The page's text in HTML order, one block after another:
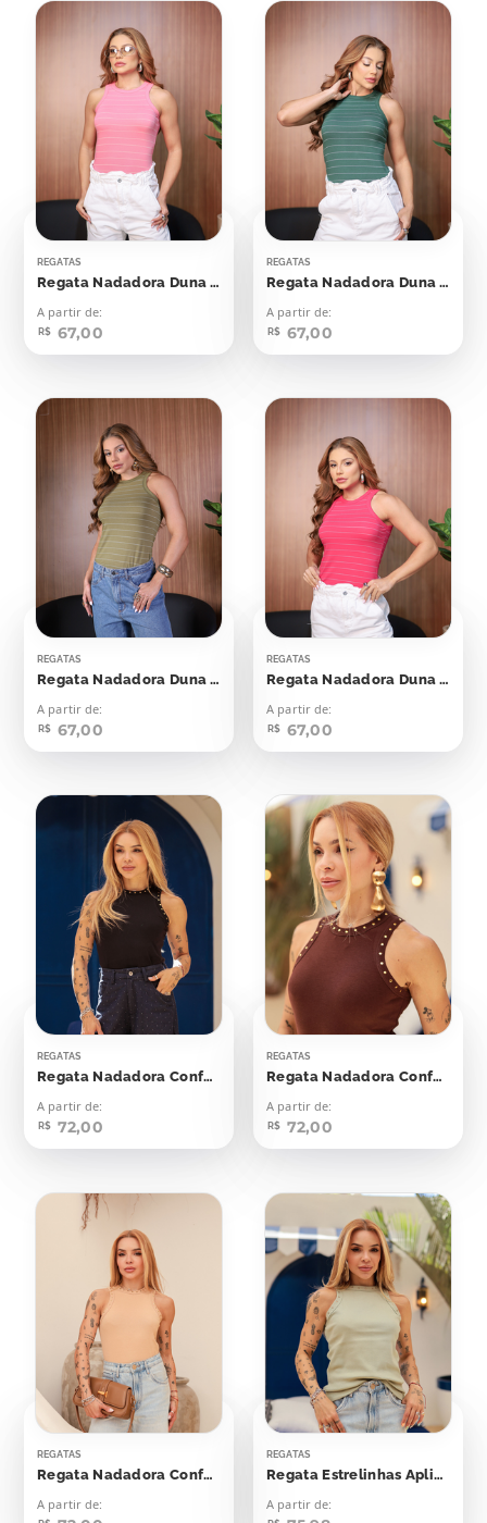
REGATAS
Regata Nadadora Duna Rosa Seco Listras Off
A partir de:
R$ 67,00
REGATAS
Regata Nadadora Duna Verde Esmeralda Com Off
A partir de:
R$ 67,00
REGATAS
Regata Nadadora Duna Verde Oriente Listras Off
A partir de:
R$ 67,00
REGATAS
Regata Nadadora Duna Viva Magenta
A partir de:
R$ 67,00
REGATAS
Regata Nadadora Confort Bolinhas Aplicação
A partir de:
R$ 72,00
REGATAS
Regata Nadadora Confort Bolinhas Aplicação
A partir de:
R$ 72,00
REGATAS
Regata Nadadora Confort Bolinhas Aplicação
A partir de:
REGATAS
Regata Estrelinhas Aplicação
A partir de: